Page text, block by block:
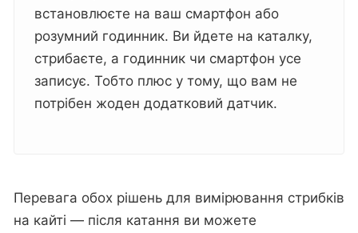
встановлюєте на ваш смартфон або
розумний годинник. Ви йдете на каталку,
стрибаєте, а годинник чи смартфон усе
записує. Тобто плюс у тому, що вам не
потрібен жоден додатковий датчик.
Перевага обох рішень для вимірювання стрибків
на кайті — після катання ви можете